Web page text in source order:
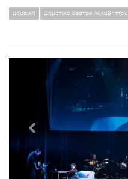
μουσική Δημοτικό Θέατρο Λυκαβηττού
Previous